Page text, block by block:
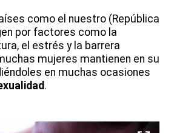
como el nuestro (República
por factores como la
el estrés y la barrera
mujeres mantienen en su
en muchas ocasiones
.